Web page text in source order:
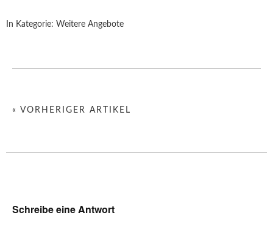
In Kategorie: Weitere Angebote
« VORHERIGER ARTIKEL
Schreibe eine Antwort